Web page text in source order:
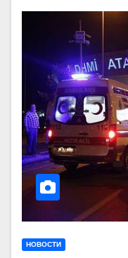
НОВОСТИ